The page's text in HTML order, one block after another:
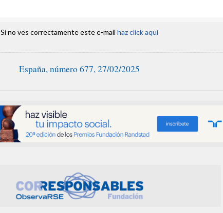
Si no ves correctamente este e-mailhaz click aquí
España, número 677, 27/02/2025